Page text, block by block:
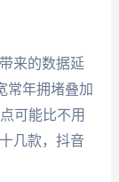
来的数据延
常年拥堵叠加
可能比不用
几款，抖音